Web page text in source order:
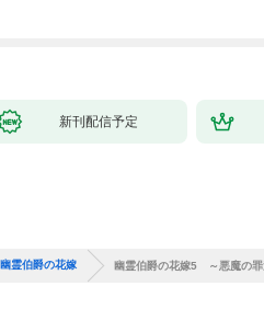
新刊配信予定
幽霊伯爵の花嫁 幽霊伯爵の花嫁5 ～悪魔の罪